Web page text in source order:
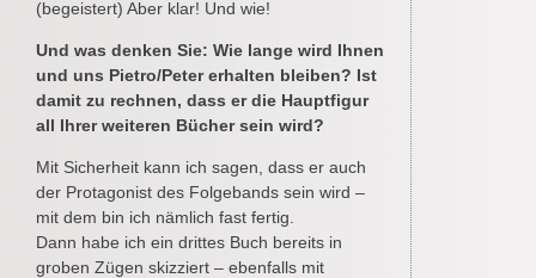
(begeistert) Aber klar! Und wie!
Und was denken Sie: Wie lange wird Ihnen
und uns Pietro/Peter erhalten bleiben? Ist
damit zu rechnen, dass er die Hauptfigur
all Ihrer weiteren Bücher sein wird?
Mit Sicherheit kann ich sagen, dass er auch
der Protagonist des Folgebands sein wird –
mit dem bin ich nämlich fast fertig.
Dann habe ich ein drittes Buch bereits in
groben Zügen skizziert – ebenfalls mit